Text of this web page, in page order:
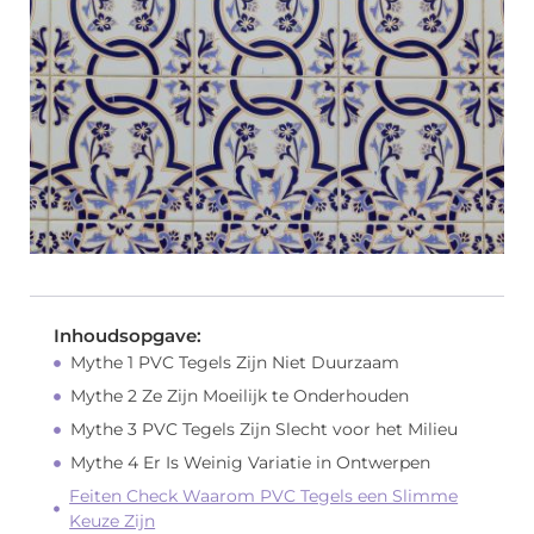
Inhoudsopgave:
Mythe 1 PVC Tegels Zijn Niet Duurzaam
Mythe 2 Ze Zijn Moeilijk te Onderhouden
Mythe 3 PVC Tegels Zijn Slecht voor het Milieu
Mythe 4 Er Is Weinig Variatie in Ontwerpen
Feiten Check Waarom PVC Tegels een Slimme
Keuze Zijn